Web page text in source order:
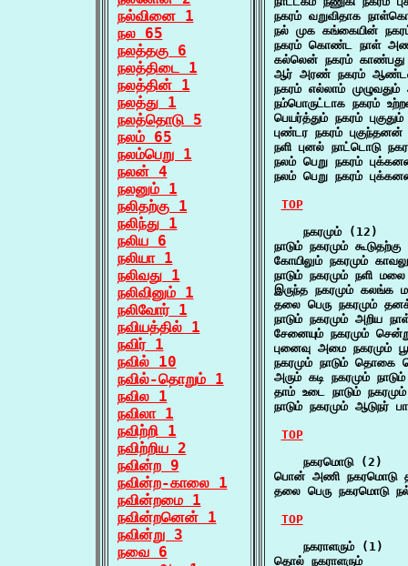
நல்வினை 1
நல 65
நலத்தகு 6
நலத்திடை 1
நலத்தின் 1
நலத்து 1
நலத்தொடு 5
நலம் 65
நலம்பெறு 1
நலன் 4
நலனும் 1
நலிதற்கு 1
நலிந்து 1
நலிய 6
நலியா 1
நலிவது 1
நலிவினும் 1
நலிவோர் 1
நவியத்தில் 1
நவிர் 1
நவில் 10
நவில்-தொறும் 1
நவில 1
நவிலா 1
நவிற்றி 1
நவிற்றிய 2
நவின்ற 9
நவின்ற-காலை 1
நவின்றமை 1
நவின்றனென் 1
நவின்று 3
நவை 6
நகரம் வறுவிதாக
நல் முக கங்கையின்
நகரம் கொண்ட நாள்
கல்லென் நகரம் காண்பது
ஆர் அரண் நகரம்
நகரம் எல்லாம்
நம்பொருட்டாக நகரம்
பெயர்த்தும் நகரம்
புண்டர நகரம்
நளி புனல் நாட்டொடு
நலம் பெறு நகரம்
நலம் பெறு நகரம்
TOP
    நகரமும் (12)
நாடும் நகரமும்
கோயிலும் நகரமும்
நாடும் நகரமும் நளி
இருந்த நகரமும்
தலை பெரு நகரமும்
நாடும் நகரமும் அறிய
சேனையும் நகரமும்
புனைவு அமை நகரமும்
நகரமும் நாடும்
அரும் கடி நகரமும்
தாம் உடை நாடும்
நாடும் நகரமும் ஆடுநர்
TOP
    நகரமொடு (2)
பொன் அணி நகரமொடு
தலை பெரு நகரமொடு
TOP
    நகராளரும் (1)
தொல் நகராளரும்